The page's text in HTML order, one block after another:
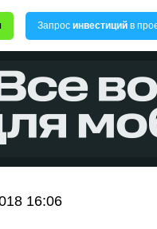
Запрос инвестиций в
16:06